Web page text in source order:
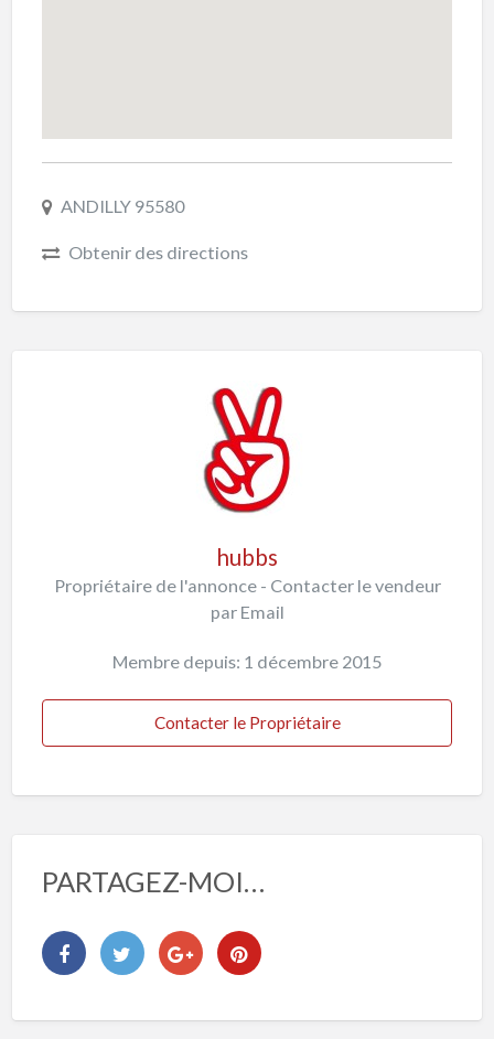
ANDILLY 95580
Obtenir des directions
hubbs
Propriétaire de l'annonce - Contacter le vendeur
par Email
Membre depuis: 1 décembre 2015
Contacter le Propriétaire
PARTAGEZ-MOI…